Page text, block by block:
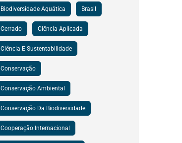
Biodiversidade Aquática Brasil
Cerrado Ciência Aplicada
Ciência E Sustentabilidade
Conservação
Conservação Ambiental
Conservação Da Biodiversidade
Cooperação Internacional